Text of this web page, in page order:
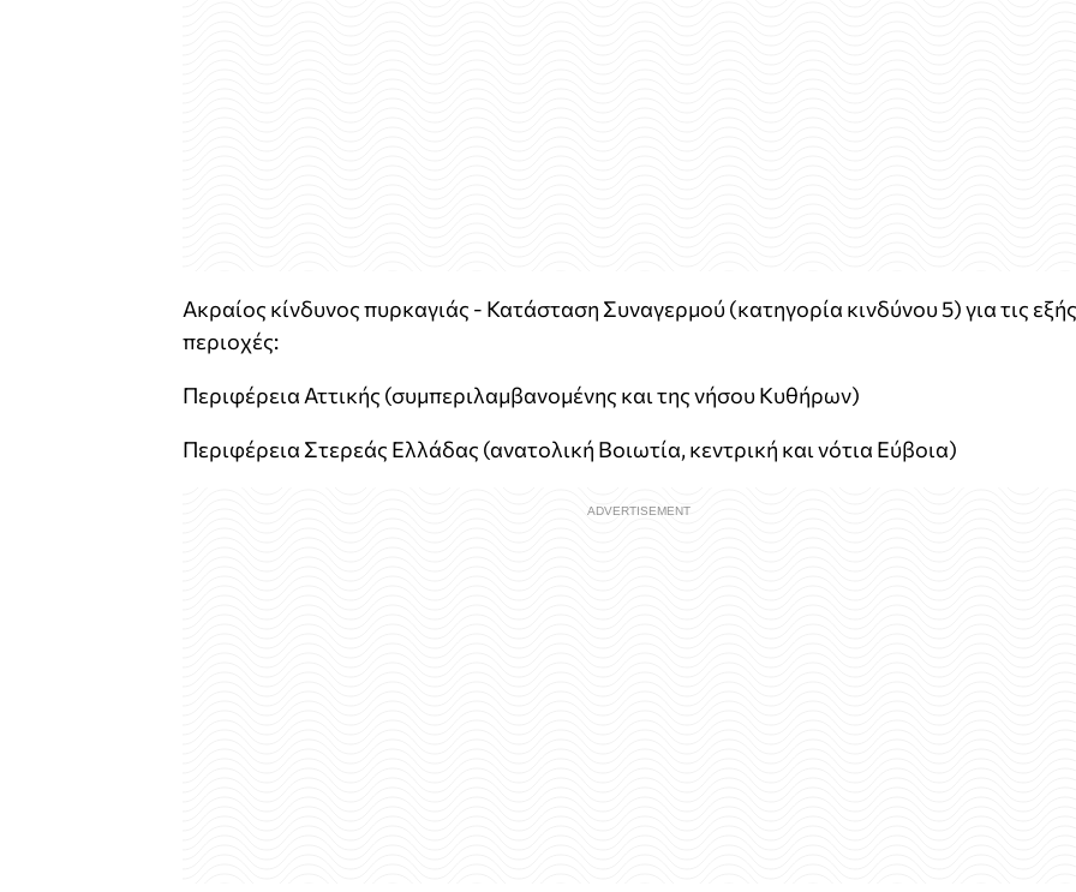
Ακραίος κίνδυνος πυρκαγιάς - Κατάσταση Συναγερμού (κατηγορία κινδύνου 5) για τις εξής
περιοχές:
Περιφέρεια Αττικής (συμπεριλαμβανομένης και της νήσου Κυθήρων)
Περιφέρεια Στερεάς Ελλάδας (ανατολική Βοιωτία, κεντρική και νότια Εύβοια)